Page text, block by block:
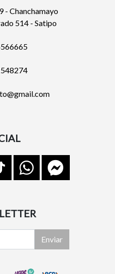
- Chanchamayo
514 - Satipo
Enviar